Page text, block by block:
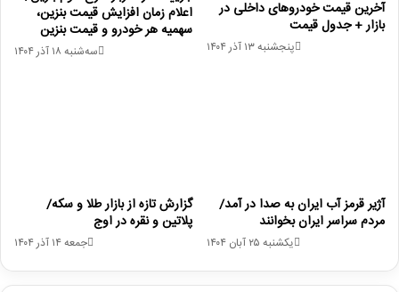
اعلام زمان افزایش قیمت بنزین،
سهمیه هر خودرو و قیمت بنزین
سه‌شنبه ۱۸ آذر ۱۴۰۴
آخرین قیمت خودروهای داخلی در
بازار + جدول قیمت
پنجشنبه ۱۳ آذر ۱۴۰۴
گزارش تازه از بازار طلا ‌و سکه/
پلاتین و نقره در اوج
جمعه ۱۴ آذر ۱۴۰۴
آژیر قرمز آب ایران به صدا در آمد/
مردم سراسر ایران بخوانند
یکشنبه ۲۵ آبان ۱۴۰۴